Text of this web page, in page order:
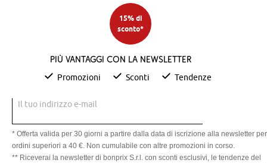
15% di
sconto*
Più vantaggi con la newsletter
Promozioni Sconti Tendenze
Il tuo indirizzo e-mail
* Offerta valida per 30 giorni a partire dalla data di iscrizione alla newsletter per
ordini superiori a 40 €. Non cumulabile con altre promozioni in corso.
** Riceverai la newsletter di bonprix S.r.l. con sconti esclusivi, le tendenze del